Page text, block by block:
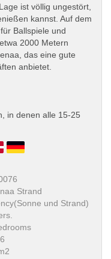
ist völlig ungestört,
kannst. Auf dem
Ballspiele und
2000 Metern
das eine gute
anbietet.
in denen alle 15-25
Strand
und Strand)